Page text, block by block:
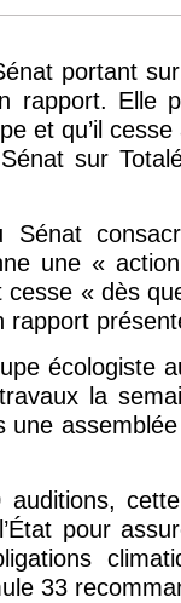
portant
rapport. Elle
et qu’il
sur
Sénat
une «
« dès
écologiste
la
une
pour
33